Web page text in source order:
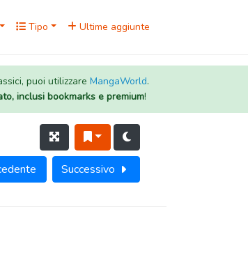
Tipo Ultime aggiunte
puoi utilizzare MangaWorld.
inclusi bookmarks e premium!
Successivo